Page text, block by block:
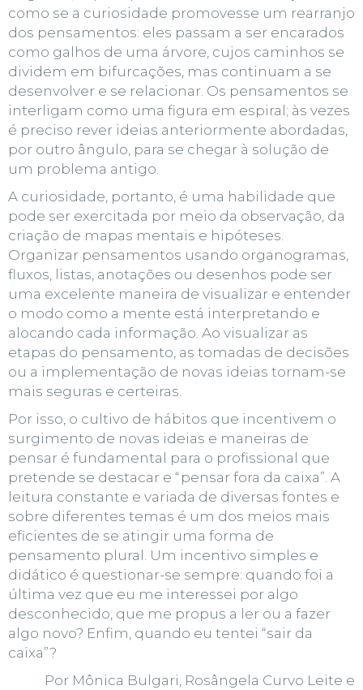
como se a curiosidade promovesse um rearranjo
dos pensamentos: eles passam a ser encarados
como galhos de uma árvore, cujos caminhos se
dividem em bifurcações, mas continuam a se
desenvolver e se relacionar. Os pensamentos se
interligam como uma figura em espiral; às vezes
é preciso rever ideias anteriormente abordadas,
por outro ângulo, para se chegar à solução de
um problema antigo.
A curiosidade , portanto, é uma habilidade que
pode ser exercitada por meio da observação, da
criação de mapas mentais e hipóteses.
Organizar pensamentos usando organogramas,
fluxos, listas, anotações ou desenhos pode ser
uma excelente maneira de visualizar e entender
o modo como a mente está interpretando e
alocando cada informação. Ao visualizar as
etapas do pensamento, as tomadas de decisões
ou a implementação de novas ideias tornam-se
mais seguras e certeiras.
Por isso, o cultivo de hábitos que incentivem o
surgimento de novas ideias e maneiras de
pensar é fundamental para o profissional que
pretende se destacar e “pensar fora da caixa” . A
leitura constante e variada de diversas fontes e
sobre diferentes temas é um dos meios mais
eficientes de se atingir uma forma de
pensamento plural. Um incentivo simples e
didático é questionar-se sempre: quando foi a
última vez que eu me interessei por algo
desconhecido, que me propus a ler ou a fazer
algo novo? Enfim, quando eu tentei “sair da
caixa”?
Por Mônica Bulgari, Rosângela Curvo Leite e